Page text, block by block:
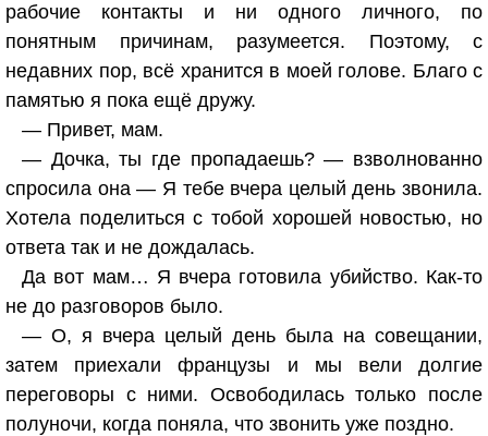
рабочие контакты и ни одного личного, по
понятным причинам, разумеется. Поэтому, с
недавних пор, всё хранится в моей голове. Благо с
памятью я пока ещё дружу.
— Привет, мам.
— Дочка, ты где пропадаешь? — взволнованно
спросила она — Я тебе вчера целый день звонила.
Хотела поделиться с тобой хорошей новостью, но
ответа так и не дождалась.
Да вот мам… Я вчера готовила убийство. Как-то
не до разговоров было.
— О, я вчера целый день была на совещании,
затем приехали французы и мы вели долгие
переговоры с ними. Освободилась только после
полуночи, когда поняла, что звонить уже поздно.